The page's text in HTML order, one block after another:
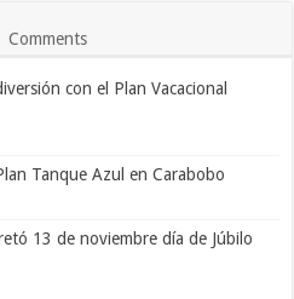
Comments
con el Plan Vacacional
Tanque Azul en Carabobo
13 de noviembre día de Júbilo